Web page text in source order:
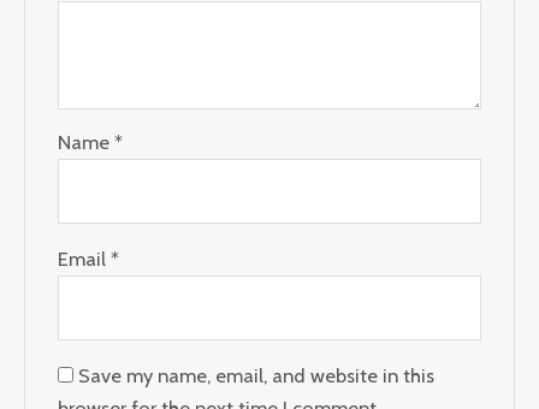
Name*
Email*
Save my name, email, and website in this